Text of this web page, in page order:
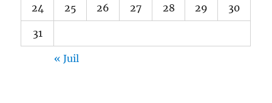
24 25 26 27 28 29 30
31
« Juil